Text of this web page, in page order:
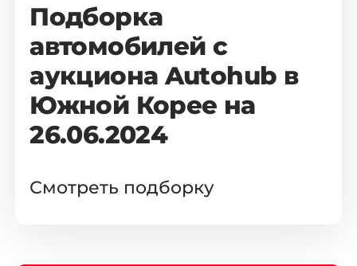
Подборка
автомобилей с
аукциона Autohub в
Южной Корее на
26.06.2024
Смотреть подборку